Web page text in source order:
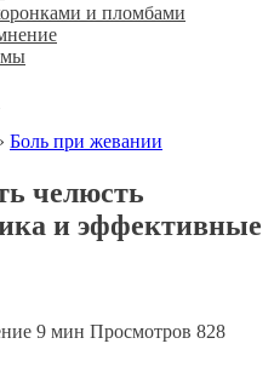
и пломбами
Боль при жевании
челюсть
и эффективные
9 мин Просмотров 828